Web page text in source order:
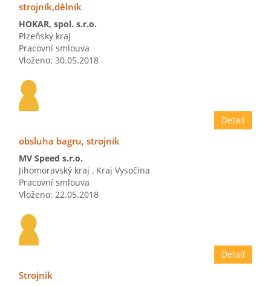
strojník,dělník
HOKAR, spol. s.r.o.
Plzeňský kraj
Pracovní smlouva
Vloženo: 30.05.2018
Detail
obsluha bagru, strojník
MV Speed s.r.o.
Jihomoravský kraj , Kraj Vysočina
Pracovní smlouva
Vloženo: 22.05.2018
Detail
Strojnik